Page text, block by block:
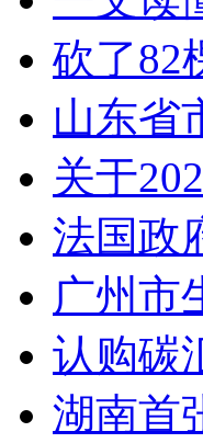
砍了82
山东省
关于
法国政
广州市
认购碳
湖南首